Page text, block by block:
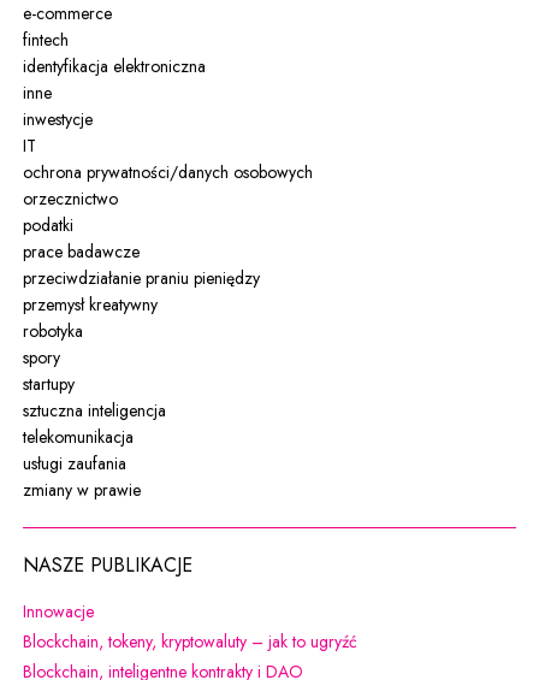
e-commerce
fintech
identyfikacja elektroniczna
inne
inwestycje
IT
ochrona prywatności/danych osobowych
orzecznictwo
podatki
prace badawcze
przeciwdziałanie praniu pieniędzy
przemysł kreatywny
robotyka
spory
startupy
sztuczna inteligencja
telekomunikacja
usługi zaufania
zmiany w prawie
NASZE PUBLIKACJE
InnowacjeUwaga, link zostanie otwarty w nowym oknie
Blockchain, tokeny, kryptowaluty – jak to ugryźć
Blockchain, inteligentne kontrakty i DAO